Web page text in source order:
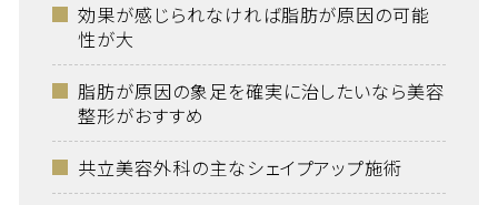
効果が感じられなければ脂肪が原因の可能
性が大
脂肪が原因の象足を確実に治したいなら美容
整形がおすすめ
共立美容外科の主なシェイプアップ施術